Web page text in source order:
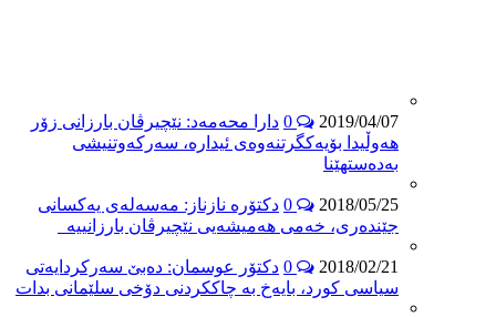
2019/04/07
دارا محه‌مەد: نێچیرڤان بارزانی زۆر
هەوڵیدا بۆیه‌كگرتنه‌وه‌ی ئیداره‌، سەرکەوتنیشی
بەدەستهێنا
2018/05/25
دکتۆرە نازناز: مەسەلەی یەکسانی
جێندەری، خەمی هەمیشەیی نێچیرڤان بارزانییە
2018/02/21
دکتۆر عوسمان: دەبێ سەرکردایەتی
سیاسی کورد، بایەخ بە چاککردنی دۆخی سلێمانی بدات